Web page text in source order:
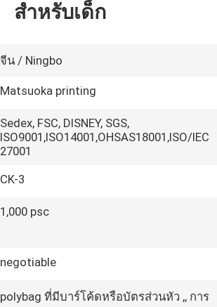
สำหรับเด็ก
จีน / Ningbo
Matsuoka printing
Sedex, FSC, DISNEY, SGS,
ISO9001,ISO14001,OHSAS18001,ISO/IEC
27001
CK-3
1,000 psc
negotiable
polybag ที่มีบาร์โค้ดหรือบัตรส่วนหัว ,, การ